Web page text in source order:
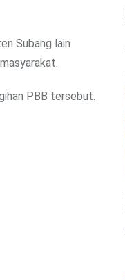
Subang lain
PBB tersebut.